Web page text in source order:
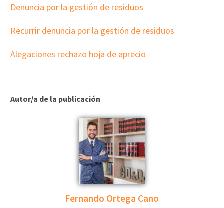
Denuncia por la gestión de residuos
Recurrir denuncia por la gestión de residuos
Alegaciones rechazo hoja de aprecio
Autor/a de la publicación
Fernando Ortega Cano